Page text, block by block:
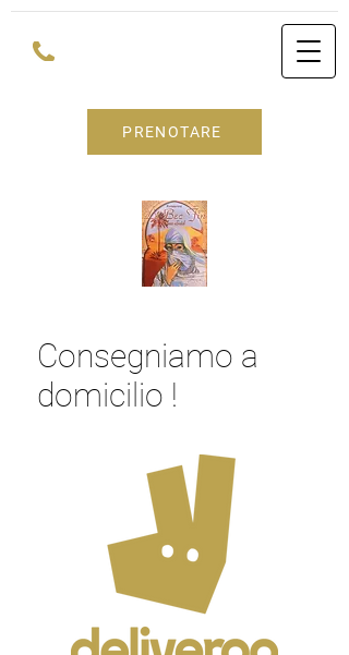
PRENOTARE
Consegniamo a
domicilio !